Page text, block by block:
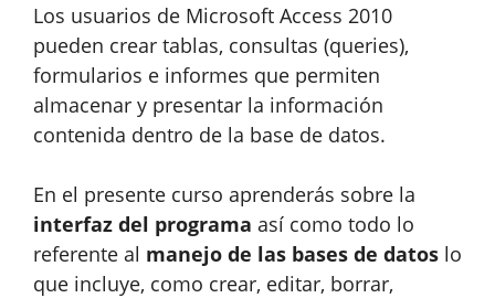
Los usuarios de Microsoft Access 2010
pueden crear tablas, consultas (queries),
formularios e informes que permiten
almacenar y presentar la información
contenida dentro de la base de datos.
En el presente curso aprenderás sobre la
interfaz del programa así como todo lo
referente al manejo de las bases de datos lo
que incluye, como crear, editar, borrar,